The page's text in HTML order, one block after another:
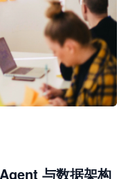
与数据架构